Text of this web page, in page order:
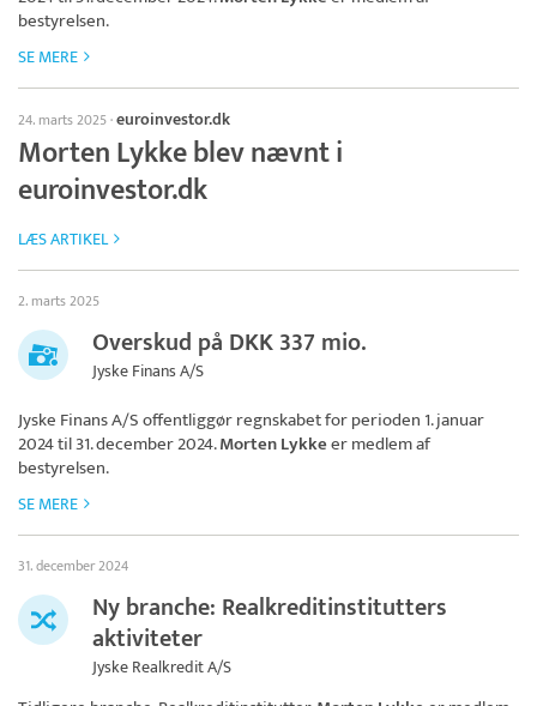
bestyrelsen.
SE MERE
24. marts 2025·euroinvestor.dk
Morten Lykke blev nævnt i
euroinvestor.dk
LÆS ARTIKEL
2. marts 2025
Overskud på DKK 337 mio.
Jyske Finans A/S
Jyske Finans A/Soffentliggør regnskabet for perioden 1. januar
2024 til 31. december 2024.Morten Lykkeer medlem af
bestyrelsen.
SE MERE
31. december 2024
Ny branche: Realkreditinstitutters
aktiviteter
Jyske Realkredit A/S